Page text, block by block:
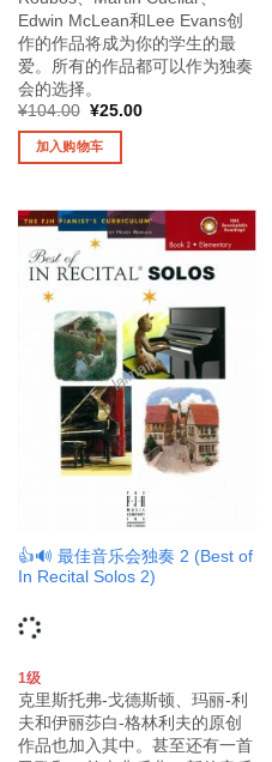
Edwin McLean和Lee Evans创
作的作品将成为你的学生的最
爱。所有的作品都可以作为独奏
会的选择。
¥104.00 原
为：
¥104.00。
¥25.00当
加入购物车
👍🔊 最佳音乐会独奏 2 (Best of
In Recital Solos 2)
1级
克里斯托弗-戈德斯顿、玛丽-利
夫和伊丽莎白-格林利夫的原创
作品也加入其中。甚至还有一首